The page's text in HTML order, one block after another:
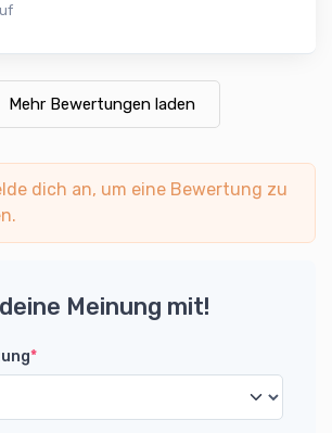
Mehr Bewertungen laden
dich an, um eine Bewertung zu
Meinung mit!
*